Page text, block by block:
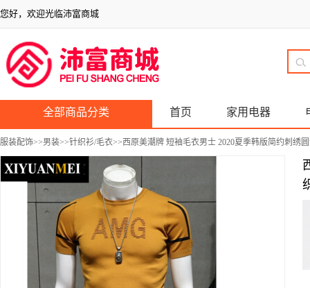
您好，欢迎光临沛富商城
全部商品分类 首页 家用电器
服装配饰>>男装>>针织衫/毛衣>>西原美潮牌 短袖毛衣男士 2020夏季韩版简约刺绣